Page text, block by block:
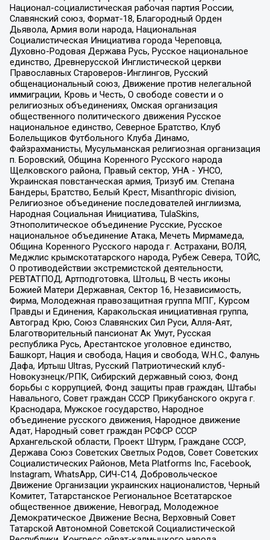
Национал-социалистическая рабочая партия России,
Славянский союз, Формат-18, Благородный Орден
Дьявола, Армия воли народа, Национальная
Социалистическая Инициатива города Череповца,
Духовно-Родовая Держава Русь, Русское национальное
единство, Древнерусской Инглистической церкви
Православных Староверов-Инглингов, Русский
общенациональный союз, Движение против нелегальной
иммиграции, Кровь и Честь, О свободе совести и о
религиозных объединениях, Омская организация
общественного политического движения Русское
национальное единство, Северное Братство, Клуб
Болельщиков Футбольного Клуба Динамо,
Файзрахманисты, Мусульманская религиозная организация
п. Боровский, Община Коренного Русского народа
Щелковского района, Правый сектор, УНА - УНСО,
Украинская повстанческая армия, Тризуб им. Степана
Бандеры, Братство, Белый Крест, Misanthropic division,
Религиозное объединение последователей инглиизма,
Народная Социальная Инициатива, TulaSkins,
Этнополитическое объединение Русские, Русское
национальное объединение Атака, Мечеть Мирмамеда,
Община Коренного Русского народа г. Астрахани, ВОЛЯ,
Меджлис крымскотатарского народа, Рубеж Севера, ТОЙС,
О противодействии экстремистской деятельности,
РЕВТАТПОД, Артподготовка, Штольц, В честь иконы
Божией Матери Державная, Сектор 16, Независимость,
Фирма, Молодежная правозащитная группа МПГ, Курсом
Правды и Единения, Каракольская инициативная группа,
Автоград Крю, Союз Славянских Сил Руси, Алля-Аят,
Благотворительный пансионат Ак Умут, Русская
республика Русь, Арестантское уголовное единство,
Башкорт, Нация и свобода, Нация и свобода, W.H.С., Фалунь
Дафа, Иртыш Ultras, Русский Патриотический клуб-
Новокузнецк/РПК, Сибирский державный союз, Фонд
борьбы с коррупцией, Фонд защиты прав граждан, Штабы
Навального, Совет граждан СССР Прикубанского округа г.
Краснодара, Мужское государство, Народное
объединение русского движения, Народное движение
Адат, Народный совет граждан РСФСР СССР
Архангельской области, Проект Штурм, Граждане СССР,
Держава Союз Советских Светлых Родов, Совет Советских
Социалистических Районов, Meta Platforms Inc, Facebook,
Instagram, WhatsApp, СИЧ-С14, Добровольческое
Движение Организации украинских националистов, Черный
Комитет, Татарстанское Региональное Всетатарское
общественное движение, Невоград, Молодежное
Демократическое Движение Весна, Верховный Совет
Татарской Автономной Советской Социалистической